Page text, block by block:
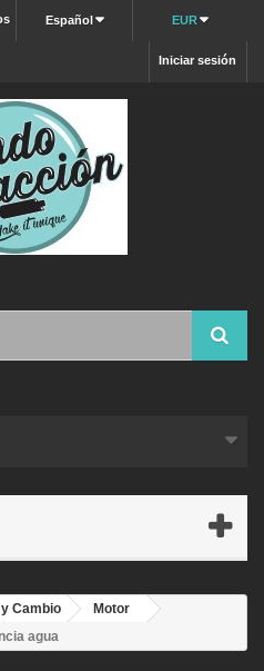
EUR
Español
Iniciar sesión
Cambio
Motor
agua